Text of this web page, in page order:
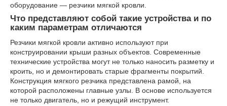
оборудование — резчики мягкой кровли.
Что представляют собой такие устройства и по
каким параметрам отличаются
Резчики мягкой кровли активно используют при
конструировании крыши разных объектов. Современные
технические устройства могут не только наносить разметку и
кроить, но и демонтировать старые фрагменты покрытий.
Конструкция мягкого резчика представлена рамой, на
которой расположены главные узлы. В основе используется
не только двигатель, но и режущий инструмент.